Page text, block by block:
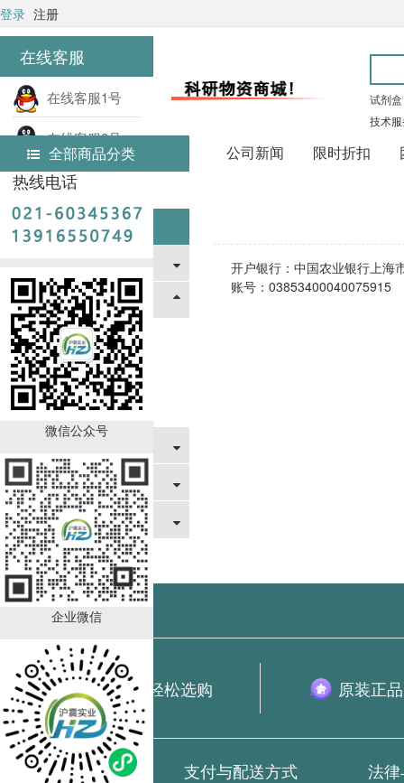
在线客服
在线客服1号
在线客服2号
热线电话
微信公众号
企业微信
登录 注册
试剂盒
技术
全部商品分类 公司新闻 限时折扣
首页 帮助中心
帮助中心
支付与配送方式
银行汇款
开票信息
配送方式
发票说明
售后服务
关于我们
开户银行：中国农业银行上
账号：03853400040075915
全球货源 轻松选购 原装正
新手指南 支付与配送方式 法